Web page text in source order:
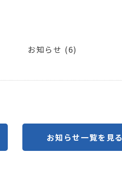
お知らせ (6)
お知らせ一覧を見る